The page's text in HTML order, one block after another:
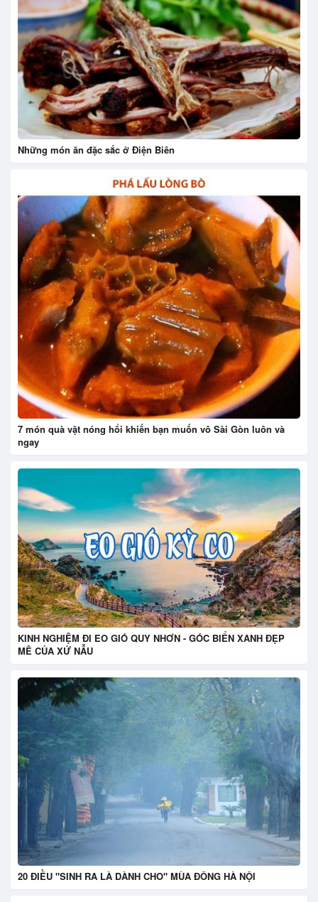
Những món ăn đặc sắc ở Điện Biên
7 món quà vặt nóng hổi khiến bạn muốn vô Sài Gòn luôn và
ngay
KINH NGHIỆM ĐI EO GIÓ QUY NHƠN - GÓC BIỂN XANH ĐẸP
MÊ CỦA XỨ NẪU
20 ĐIỀU "SINH RA LÀ DÀNH CHO" MÙA ĐÔNG HÀ NỘI